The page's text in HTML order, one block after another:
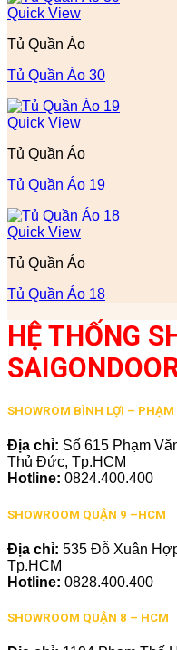
Quick View
Tủ Quần Áo
Tủ Quần Áo 30
Quick View
Tủ Quần Áo
Tủ Quần Áo 19
Quick View
Tủ Quần Áo
Tủ Quần Áo 18
HỆ THỐNG
SHOWROM BÌNH LỢI –
Địa chỉ: Số 615 Phạm
Thủ Đức, Tp.HCM
Hotline: 0824.400.400
SHOWROOM QUẬN 9 –HCM
Địa chỉ: 535 Đỗ Xuân
Tp.HCM
Hotline: 0828.400.400
SHOWROOM QUẬN 8 – HCM